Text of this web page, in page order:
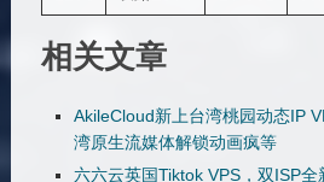
相关文章
AkileCloud新上台湾桃园动态IP
湾原生流媒体解锁动画疯等
六六云英国Tiktok VPS，双ISP